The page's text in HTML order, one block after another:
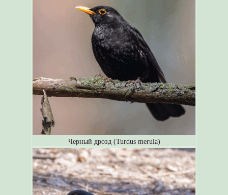
Черный дрозд (Turdus merula)